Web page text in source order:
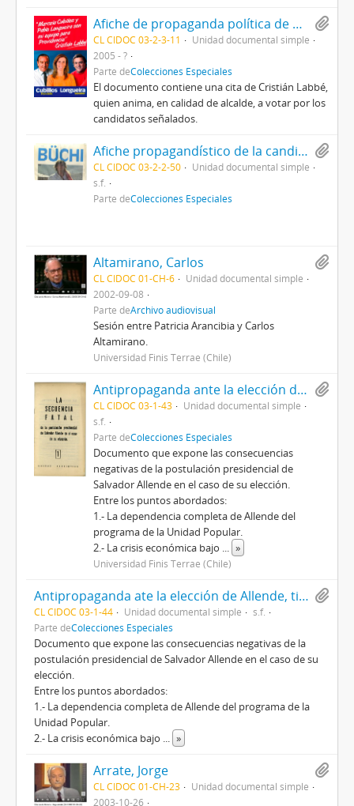
Afiche de propaganda política de Marcela Cubillos (diputada) y Pablo Longueira (senador) con apoyo de Cristián Labbé
CL CIDOC 03-2-3-11
Unidad documental simple
2005 - ?
Parte deColecciones Especiales
El documento contiene una cita de Cristián Labbé,
quien anima, en calidad de alcalde, a votar por los
candidatos señalados.
Afiche propagandístico de la candidatura de Hernán Büchi
CL CIDOC 03-2-2-50
Unidad documental simple
s.f.
Parte deColecciones Especiales
Altamirano, Carlos
CL CIDOC 01-CH-6
Unidad documental simple
2002-09-08
Parte deArchivo audiovisual
Sesión entre Patricia Arancibia y Carlos
Altamirano.
Universidad Finis Terrae (Chile)
Antipropaganda ante la elección de Allende, titulado La secuencia fatal de la postulación presidencial de Salvador Allende en el caso de su elección, por Unidad Patriótica
CL CIDOC 03-1-43
Unidad documental simple
s.f.
Parte deColecciones Especiales
Documento que expone las consecuencias
negativas de la postulación presidencial de
Salvador Allende en el caso de su elección.
Entre los puntos abordados:
1.- La dependencia completa de Allende del
programa de la Unidad Popular.
2.- La crisis económica bajo ... »
Universidad Finis Terrae (Chile)
Antipropaganda ate la elección de Allende, titulado La secuencia fatal de la postulación presidencial de Salvador Allende en el caso de su elección, por Unidad Patriótica
CL CIDOC 03-1-44 Unidad documental simple
s.f.
Parte deColecciones Especiales
Documento que expone las consecuencias negativas de la
postulación presidencial de Salvador Allende en el caso de su
elección.
Entre los puntos abordados:
1.- La dependencia completa de Allende del programa de la
Unidad Popular.
2.- La crisis económica bajo ... »
Arrate, Jorge
CL CIDOC 01-CH-23
Unidad documental simple
2003-10-26